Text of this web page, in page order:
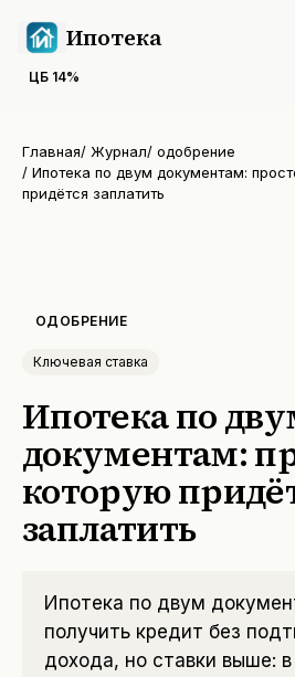
Ипотека
ЦБ 14%
Главная/ Журнал/ одобрение
/ Ипотека по двум документам:
придётся заплатить
ОДОБРЕНИЕ
Ключевая ставка
Ипотека по
документам:
которую
заплатить
Ипотека по двум
получить кредит без
дохода, но ставки выше: